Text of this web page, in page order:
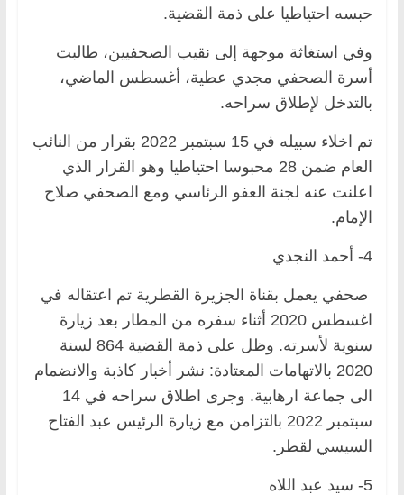
حبسه احتياطيا على ذمة القضية.
وفي استغاثة موجهة إلى نقيب الصحفيين، طالبت
أسرة الصحفي مجدي عطية، أغسطس الماضي،
بالتدخل لإطلاق سراحه.
تم اخلاء سبيله في 15 سبتمبر 2022 بقرار من النائب
العام ضمن 28 محبوسا احتياطيا وهو القرار الذي
اعلنت عنه لجنة العفو الرئاسي ومع الصحفي صلاح
الإمام.
4- أحمد النجدي
صحفي يعمل بقناة الجزيرة القطرية تم اعتقاله في
اغسطس 2020 أثناء سفره من المطار بعد زيارة
سنوية لأسرته. وظل على ذمة القضية 864 لسنة
2020 بالاتهامات المعتادة: نشر أخبار كاذبة والانضمام
الى جماعة ارهابية. وجرى اطلاق سراحه في 14
سبتمبر 2022 بالتزامن مع زيارة الرئيس عبد الفتاح
السيسي لقطر.
5- سيد عبد اللاه